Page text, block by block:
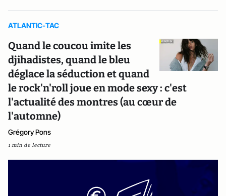
ATLANTIC-TAC
Quand le coucou imite les
djihadistes, quand le bleu
déglace la séduction et quand
le rock'n'roll joue en mode sexy : c'est
l'actualité des montres (au cœur de
l'automne)
Grégory Pons
1 min de lecture